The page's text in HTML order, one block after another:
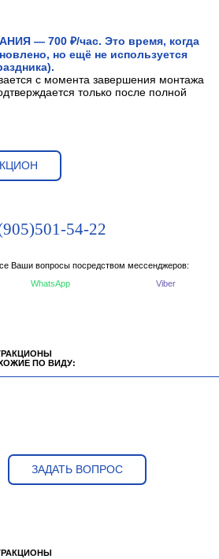
— 700 ₽/час. Это время, когда
но ещё не используется
с момента завершения монтажа
только после полной
54-22
Ваши вопросы посредством мессенджеров:
WhatsApp Viber
ПО ВИДУ:
ЗАДАТЬ ВОПРОС